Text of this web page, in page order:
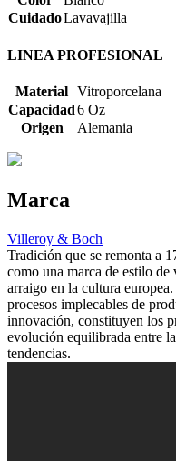
CuidadoLavavajilla
LINEA PROFESIONAL
Material Vitroporcelana
Capacidad6 Oz
Origen
Alemania
Marca
Villeroy & Boch
Tradición que se remonta a
como una marca de estilo
arraigo en la cultura
procesos implecables de
innovación, constituyen los
evolución equilibrada entre
tendencias.